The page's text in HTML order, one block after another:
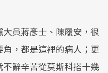
員蔣彥士、陳履安，很
，都是這裡的病人；更
辭辛苦從莫斯科搭十幾